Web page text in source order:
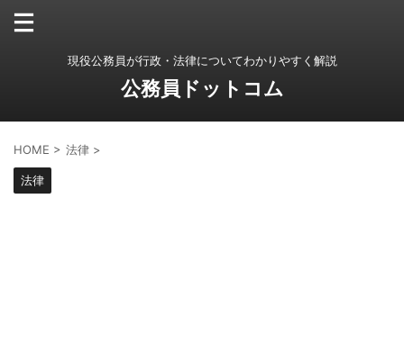
現役公務員が行政・法律についてわかりやすく解説
公務員ドットコム
HOME > 法律 >
法律